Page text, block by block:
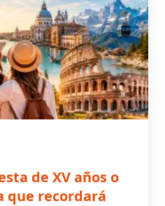
de XV años o
que recordará